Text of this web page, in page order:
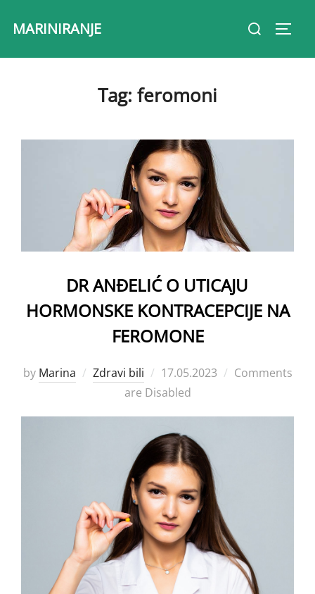
MARINIRANJE
Search
Tag: feromoni
DR ANĐELIĆ O UTICAJU
HORMONSKE KONTRACEPCIJE NA
FEROMONE
by Marina Zdravi bili
Posted
on
17.05.2023
Comments
are Disabled